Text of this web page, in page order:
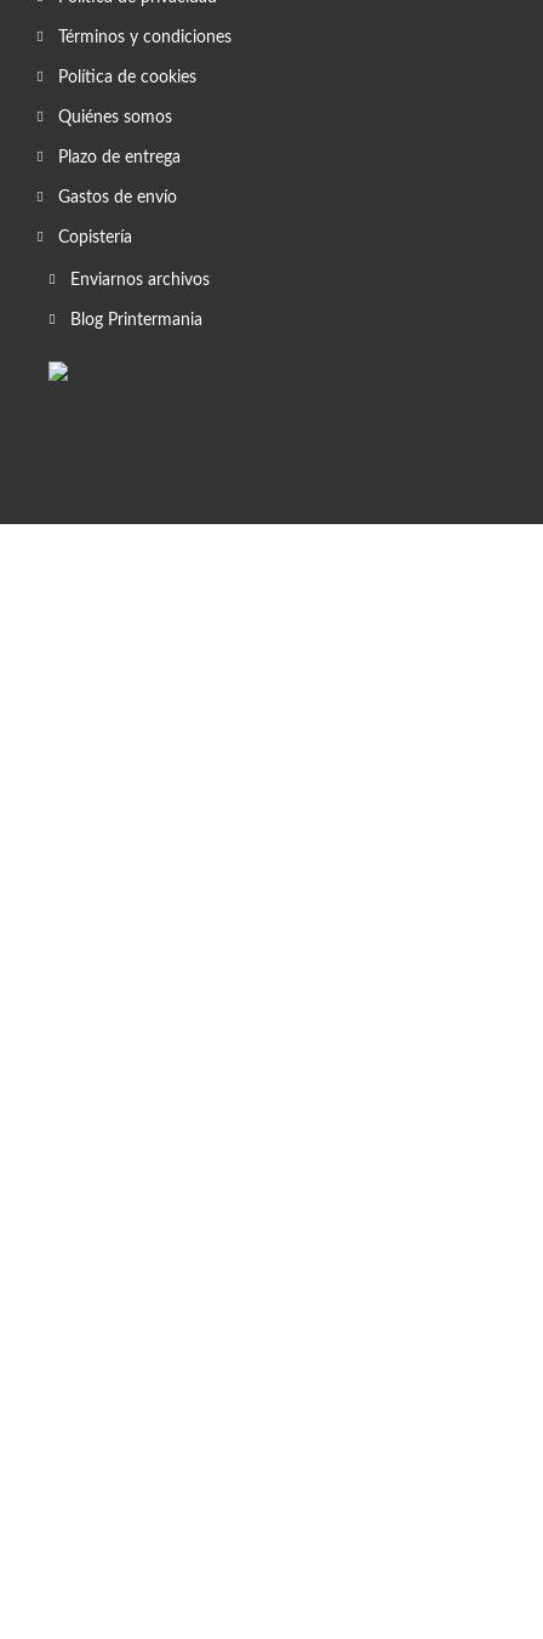
Términos y condiciones
Política de cookies
Quiénes somos
Plazo de entrega
Gastos de envío
Copistería
Enviarnos archivos
Blog Printermania